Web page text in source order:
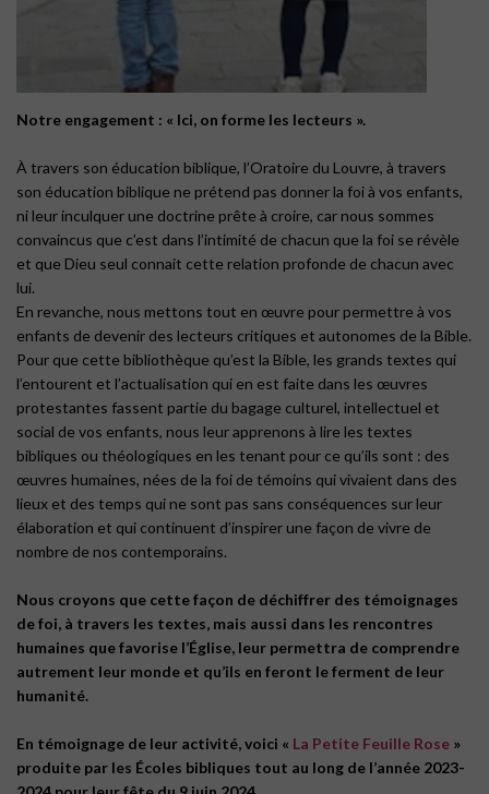
Notre engagement : « Ici, on forme les lecteurs ».
À travers son éducation biblique, l’Oratoire du Louvre, à travers
son éducation biblique ne prétend pas donner la foi à vos enfants,
ni leur inculquer une doctrine prête à croire, car nous sommes
convaincus que c’est dans l’intimité de chacun que la foi se révèle
et que Dieu seul connait cette relation profonde de chacun avec
lui.
En revanche, nous mettons tout en œuvre pour permettre à vos
enfants de devenir des lecteurs critiques et autonomes de la Bible.
Pour que cette bibliothèque qu’est la Bible, les grands textes qui
l’entourent et l’actualisation qui en est faite dans les œuvres
protestantes fassent partie du bagage culturel, intellectuel et
social de vos enfants, nous leur apprenons à lire les textes
bibliques ou théologiques en les tenant pour ce qu’ils sont : des
œuvres humaines, nées de la foi de témoins qui vivaient dans des
lieux et des temps qui ne sont pas sans conséquences sur leur
élaboration et qui continuent d’inspirer une façon de vivre de
nombre de nos contemporains.
Nous croyons que cette façon de déchiffrer des témoignages
de foi, à travers les textes, mais aussi dans les rencontres
humaines que favorise l’Église, leur permettra de comprendre
autrement leur monde et qu’ils en feront le ferment de leur
humanité.
En témoignage de leur activité, voici « La Petite Feuille Rose »
produite par les Écoles bibliques tout au long de l’année 2023-